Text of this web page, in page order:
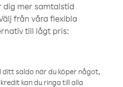
dig mer samtalstid
från våra flexibla
till lågt pris:
saldo när du köper något,
kan du ringa till alla